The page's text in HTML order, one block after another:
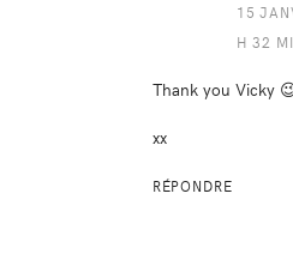
15
H 32
Thank you Vicky
xx
RÉPONDRE